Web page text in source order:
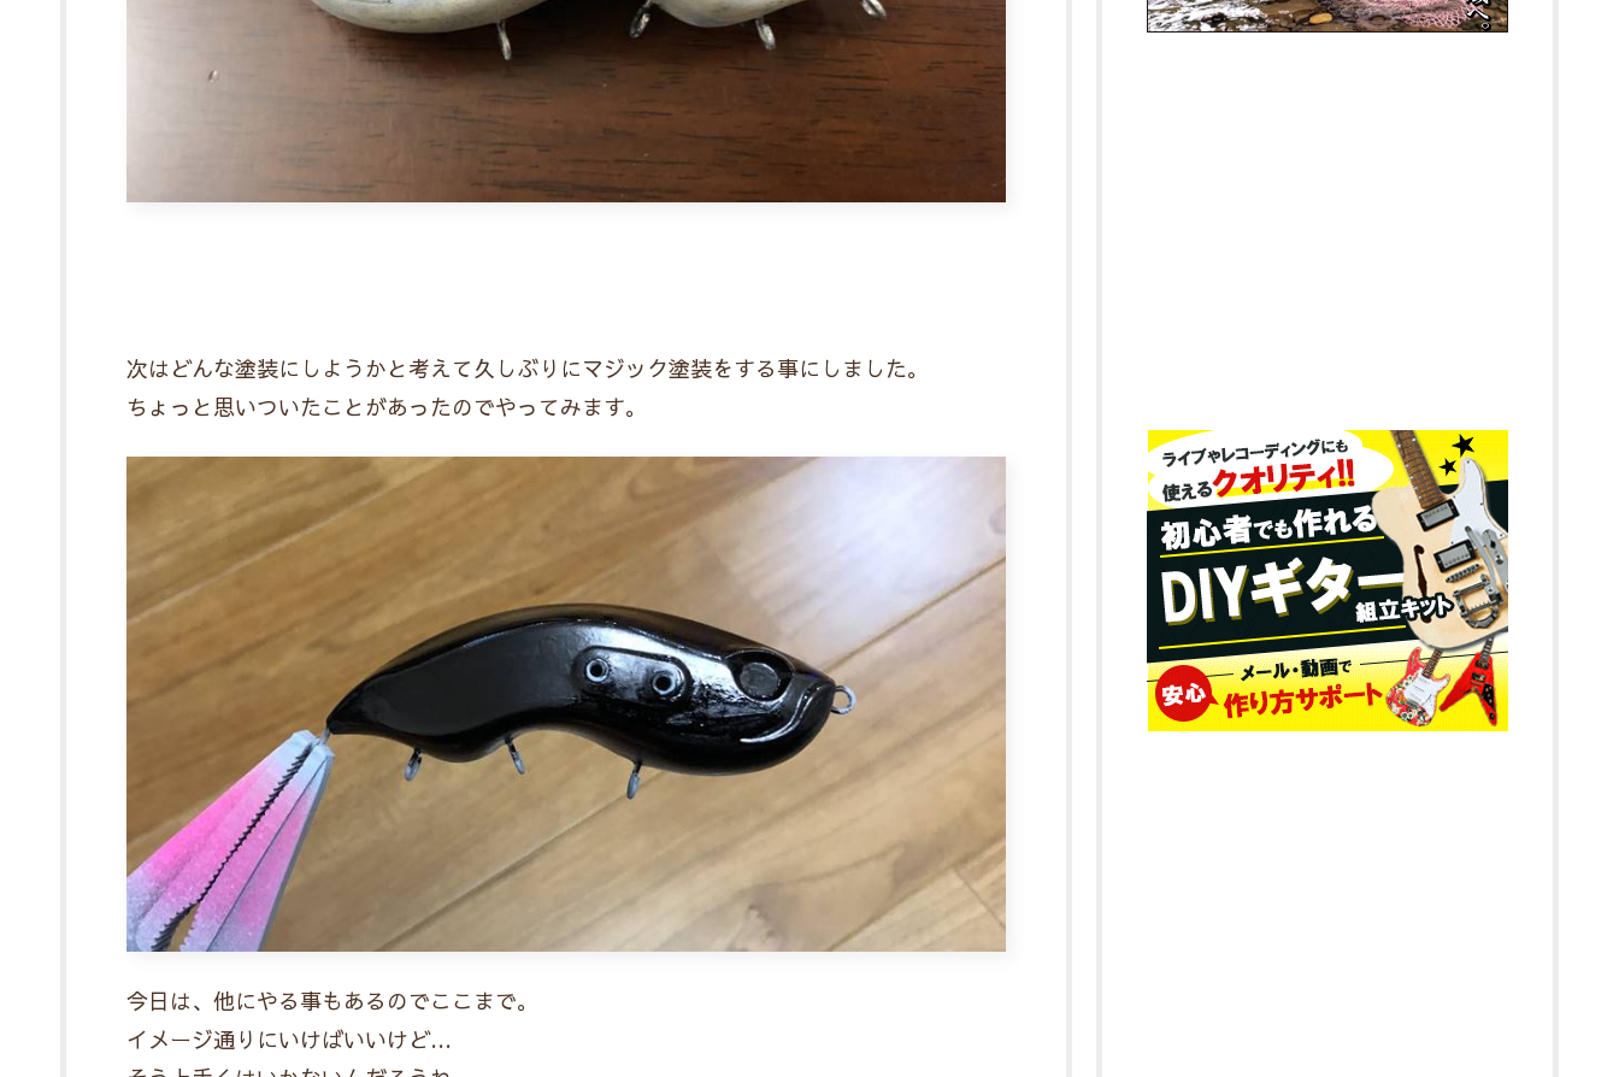
次はどんな塗装にしようかと考えて久しぶりにマジック塗装をする事にしました。
ちょっと思いついたことがあったのでやってみます。
今日は、他にやる事もあるのでここまで。
イメージ通りにいけばいいけど…